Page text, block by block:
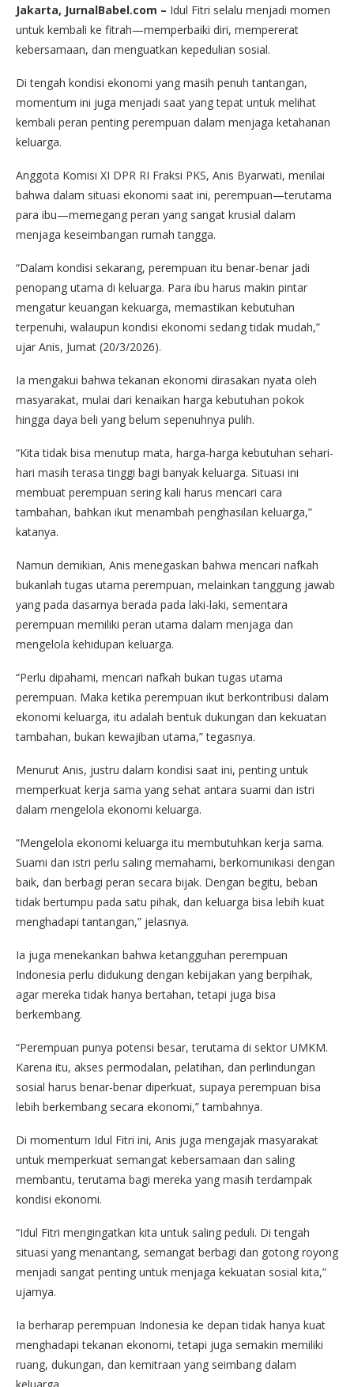
Jakarta, JurnalBabel.com – Idul Fitri selalu menjadi momen
untuk kembali ke fitrah—memperbaiki diri, mempererat
kebersamaan, dan menguatkan kepedulian sosial.
Di tengah kondisi ekonomi yang masih penuh tantangan,
momentum ini juga menjadi saat yang tepat untuk melihat
kembali peran penting perempuan dalam menjaga ketahanan
keluarga.
Anggota Komisi XI DPR RI Fraksi PKS, Anis Byarwati, menilai
bahwa dalam situasi ekonomi saat ini, perempuan—terutama
para ibu—memegang peran yang sangat krusial dalam
menjaga keseimbangan rumah tangga.
“Dalam kondisi sekarang, perempuan itu benar-benar jadi
penopang utama di keluarga. Para ibu harus makin pintar
mengatur keuangan kekuarga, memastikan kebutuhan
terpenuhi, walaupun kondisi ekonomi sedang tidak mudah,”
ujar Anis, Jumat (20/3/2026).
Ia mengakui bahwa tekanan ekonomi dirasakan nyata oleh
masyarakat, mulai dari kenaikan harga kebutuhan pokok
hingga daya beli yang belum sepenuhnya pulih.
“Kita tidak bisa menutup mata, harga-harga kebutuhan sehari-
hari masih terasa tinggi bagi banyak keluarga. Situasi ini
membuat perempuan sering kali harus mencari cara
tambahan, bahkan ikut menambah penghasilan keluarga,”
katanya.
Namun demikian, Anis menegaskan bahwa mencari nafkah
bukanlah tugas utama perempuan, melainkan tanggung jawab
yang pada dasarnya berada pada laki-laki, sementara
perempuan memiliki peran utama dalam menjaga dan
mengelola kehidupan keluarga.
“Perlu dipahami, mencari nafkah bukan tugas utama
perempuan. Maka ketika perempuan ikut berkontribusi dalam
ekonomi keluarga, itu adalah bentuk dukungan dan kekuatan
tambahan, bukan kewajiban utama,” tegasnya.
Menurut Anis, justru dalam kondisi saat ini, penting untuk
memperkuat kerja sama yang sehat antara suami dan istri
dalam mengelola ekonomi keluarga.
“Mengelola ekonomi keluarga itu membutuhkan kerja sama.
Suami dan istri perlu saling memahami, berkomunikasi dengan
baik, dan berbagi peran secara bijak. Dengan begitu, beban
tidak bertumpu pada satu pihak, dan keluarga bisa lebih kuat
menghadapi tantangan,” jelasnya.
Ia juga menekankan bahwa ketangguhan perempuan
Indonesia perlu didukung dengan kebijakan yang berpihak,
agar mereka tidak hanya bertahan, tetapi juga bisa
berkembang.
“Perempuan punya potensi besar, terutama di sektor UMKM.
Karena itu, akses permodalan, pelatihan, dan perlindungan
sosial harus benar-benar diperkuat, supaya perempuan bisa
lebih berkembang secara ekonomi,” tambahnya.
Di momentum Idul Fitri ini, Anis juga mengajak masyarakat
untuk memperkuat semangat kebersamaan dan saling
membantu, terutama bagi mereka yang masih terdampak
kondisi ekonomi.
“Idul Fitri mengingatkan kita untuk saling peduli. Di tengah
situasi yang menantang, semangat berbagi dan gotong royong
menjadi sangat penting untuk menjaga kekuatan sosial kita,”
ujarnya.
Ia berharap perempuan Indonesia ke depan tidak hanya kuat
menghadapi tekanan ekonomi, tetapi juga semakin memiliki
ruang, dukungan, dan kemitraan yang seimbang dalam